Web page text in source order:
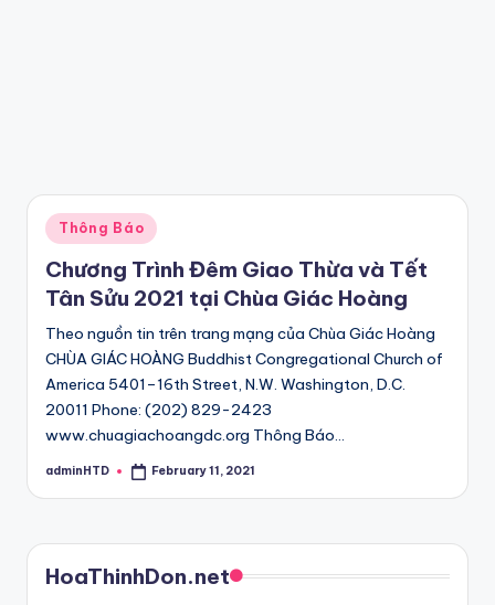
Posted
in
Thông Báo
Chương Trình Đêm Giao Thừa và Tết
Tân Sửu 2021 tại Chùa Giác Hoàng
Theo nguồn tin trên trang mạng của Chùa Giác Hoàng
CHÙA GIÁC HOÀNG Buddhist Congregational Church of
America 5401–16th Street, N.W. Washington, D.C.
20011 Phone: (202) 829-2423
www.chuagiachoangdc.org Thông Báo…
Posted
adminHTD February 11, 2021
HoaThinhDon.net